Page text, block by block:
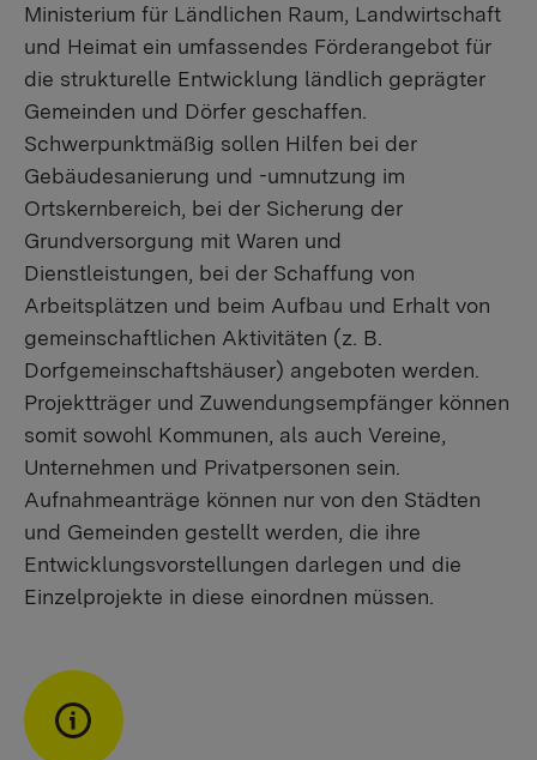
Ministerium für Ländlichen Raum, Landwirtschaft
und Heimat ein umfassendes Förderangebot für
die strukturelle Entwicklung ländlich geprägter
Gemeinden und Dörfer geschaffen.
Schwerpunktmäßig sollen Hilfen bei der
Gebäudesanierung und -umnutzung im
Ortskernbereich, bei der Sicherung der
Grundversorgung mit Waren und
Dienstleistungen, bei der Schaffung von
Arbeitsplätzen und beim Aufbau und Erhalt von
gemeinschaftlichen Aktivitäten (z. B.
Dorfgemeinschaftshäuser) angeboten werden.
Projektträger und Zuwendungsempfänger können
somit sowohl Kommunen, als auch Vereine,
Unternehmen und Privatpersonen sein.
Aufnahmeanträge können nur von den Städten
und Gemeinden gestellt werden, die ihre
Entwicklungsvorstellungen darlegen und die
Einzelprojekte in diese einordnen müssen.